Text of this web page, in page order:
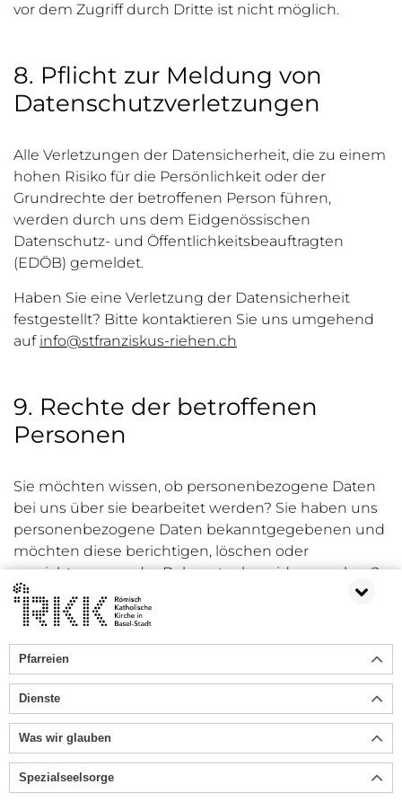
vor dem Zugriff durch Dritte ist nicht möglich.
8. Pflicht zur Meldung von
Datenschutzverletzungen
Alle Verletzungen der Datensicherheit, die zu einem
hohen Risiko für die Persönlichkeit oder der
Grundrechte der betroffenen Person führen,
werden durch uns dem Eidgenössischen
Datenschutz- und Öffentlichkeitsbeauftragten
(EDÖB) gemeldet.
Haben Sie eine Verletzung der Datensicherheit
festgestellt? Bitte kontaktieren Sie uns umgehend
auf info@stfranziskus-riehen.ch
9. Rechte der betroffenen
Personen
Sie möchten wissen, ob personenbezogene Daten
bei uns über sie bearbeitet werden? Sie haben uns
personenbezogene Daten bekanntgegebenen und
möchten diese berichtigen, löschen oder
vernichten, resp. der Bekanntgabe widersprechen?
Kontaktieren Sie uns über
riehen.ch
10. Links auf andere Websites
Unsere Website enthält Links auf externe Websites,
die unseren Besuchern möglicherweise nützliche
Informationen anbieten. Die vorliegende
Pfarreien
Dienste
Was wir glauben
Spezialseelsorge